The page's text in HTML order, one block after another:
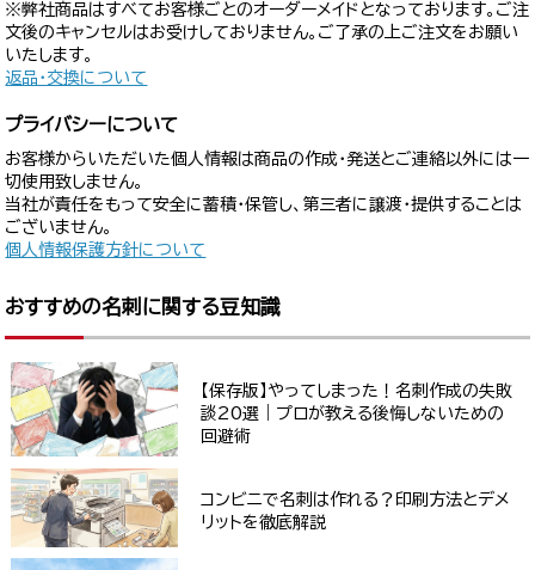
※弊社商品はすべてお客様ごとのオーダーメイドとなっております。ご注
文後のキャンセルはお受けしておりません。ご了承の上ご注文をお願い
いたします。
返品・交換について
プライバシーについて
お客様からいただいた個人情報は商品の作成・発送とご連絡以外には一
切使用致しません。
当社が責任をもって安全に蓄積・保管し、第三者に譲渡・提供することは
ございません。
個人情報保護方針について
おすすめの名刺に関する豆知識
【保存版】やってしまった！名刺作成の失敗
談20選｜プロが教える後悔しないための
回避術
コンビニで名刺は作れる？印刷方法とデメ
リットを徹底解説